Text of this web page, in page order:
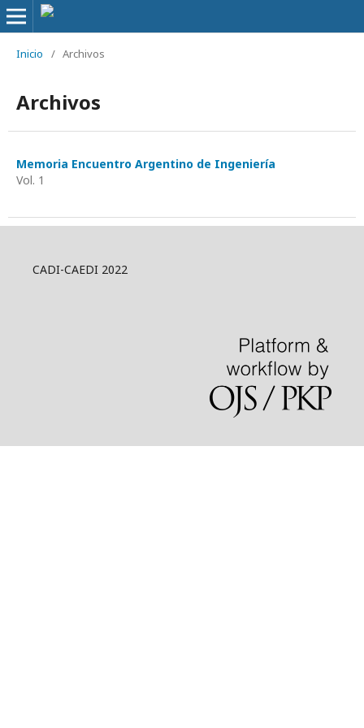
Inicio / Archivos
Archivos
Memoria Encuentro Argentino de Ingeniería
Vol. 1
CADI-CAEDI 2022